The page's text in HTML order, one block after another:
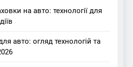
на авто: технології для
авто: огляд технологій та